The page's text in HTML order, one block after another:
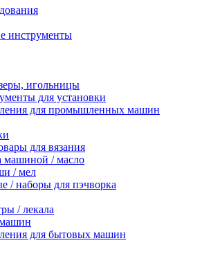
инструменты
игольницы
для установки
для промышленных машин
для вязания
машиной / масло
/ мел
/ наборы для пэчворка
/ лекала
для бытовых машин